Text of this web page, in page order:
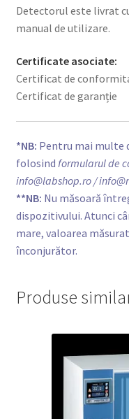
Detectorul este livrat
manual de utilizare.
Certificate asociate:
Certificat de
Certificat de garanție
*NB: Pentru mai multe
folosind formularul de
info@labshop.ro/
**NB: Nu măsoară
dispozitivului. Atunci
mare, valoarea
înconjurător.
Produse